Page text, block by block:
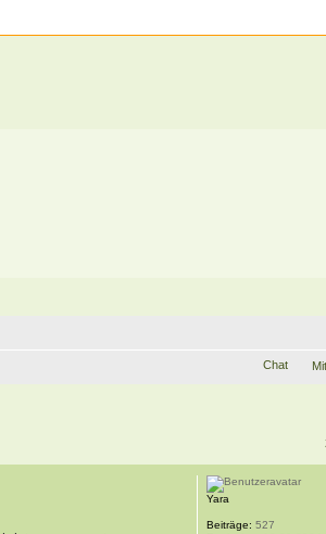
Chat
Yara
Beiträge: 527